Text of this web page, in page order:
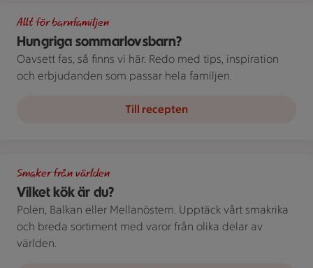
Hungriga sommarlovsbarn?
Allt för barnfamiljen
Oavsett fas, så finns vi här. Redo med tips, inspiration
och erbjudanden som passar hela familjen.
Till recepten
Vilket kök är du?
Smaker från världen
Polen, Balkan eller Mellanöstern. Upptäck vårt smakrika
och breda sortiment med varor från olika delar av
världen.